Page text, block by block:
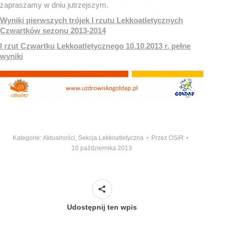
zapraszamy w dniu jutrzejszym.
Wyniki pierwszych trójek I rzutu Lekkoatletycznych
Czwartków sezonu 2013-2014
I rzut Czwartku Lekkoatletycznego 10.10.2013 r. pełne
wyniki
Kategorie: Aktualności, Sekcja Lekkoatletyczna Przez OSiR
10 października 2013
Udostępnij ten wpis